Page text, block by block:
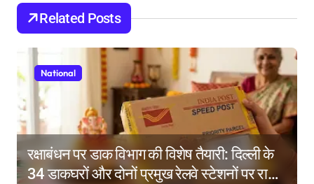
o
n
Related Posts
National
रक्षाबंधन पर डाक विभाग की विशेष तैयारी: दिल्ली के
34 डाकघरों और दोनों प्रमुख रेलवे स्टेशनों पर राखी